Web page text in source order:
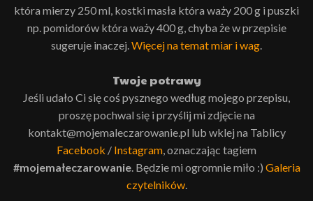
która mierzy 250 ml, kostki masła która waży 200 g i puszki
np. pomidorów która waży 400 g, chyba że w przepisie
sugeruje inaczej. Więcej na temat miar i wag
Twoje potrawy
Jeśli udało Ci się coś pysznego według mojego przepisu,
proszę pochwal się i przyślij mi zdjęcie na
kontakt@mojemaleczarowanie.pl lub wklej na Tablicy
Facebook / Instagram , oznaczając tagiem
#mojemałeczarowanie. Będzie mi ogromnie miło :) Galeria
czytelników.